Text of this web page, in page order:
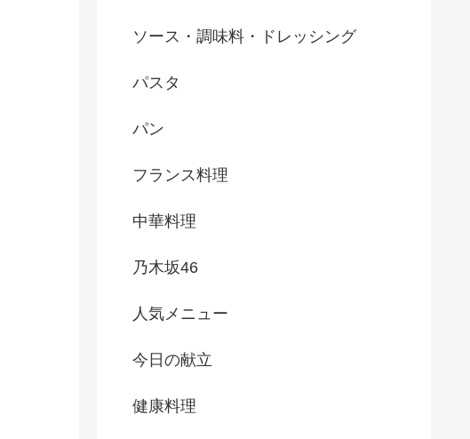
ソース・調味料・ドレッシング
パスタ
パン
フランス料理
中華料理
乃木坂46
人気メニュー
今日の献立
健康料理